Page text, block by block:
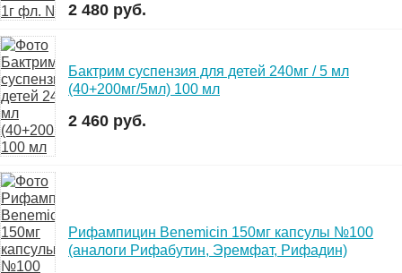
2 480 руб.
Бактрим суспензия для детей 240мг / 5 мл
(40+200мг/5мл) 100 мл
2 460 руб.
Рифампицин Benemicin 150мг капсулы №100
(аналоги Рифабутин, Эремфат, Рифадин)